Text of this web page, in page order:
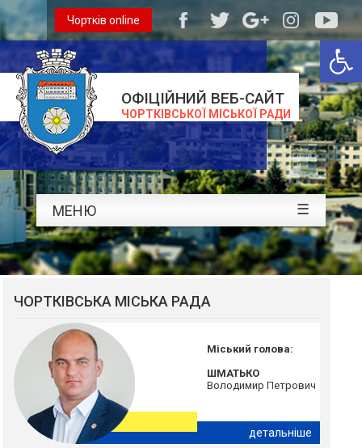
ОФІЦІЙНИЙ ВЕБ-САЙТ
ЧОРТКІВСЬКОЇ МІСЬКОЇ РАДИ
Чортків online
МЕНЮ ☰
ЧОРТКІВСЬКА МІСЬКА РАДА
Міський голова:
ШМАТЬКО
Володимир Петрович
детальніше